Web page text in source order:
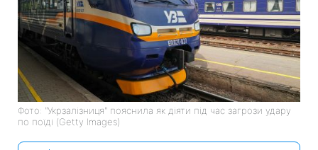
Фото: "Укрзалізниця" пояснила як діяти під час загрози удару
по поїді (Getty Images)